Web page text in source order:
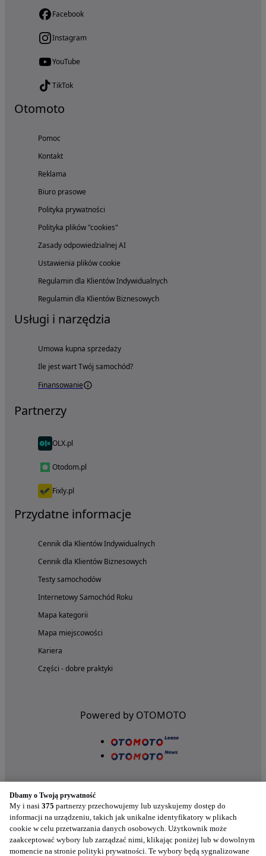
Facebook
Instagram
YouTube
TikTok
Otomoto
Pomoc
Kontakt
Reklama
Biuro prasowe
Polityka prywatności
Polityka plików "cookies"
Zasady odpowiedzialnej AI
Ustawienia plików cookie
Regulamin dla Klientów Indywidualnych
Regulamin dla Klientów Biznesowych
Usługi i narzędzia
Umowa kupna sprzedaży
Ile jest wart Twój samochód?
Finansowanie
Partnerzy
OLX.pl
Otodom.pl
Fixly.pl
Przydatne informacje
Cennik dla Klientów Indywidualnych
Cennik dla Klientów Biznesowych
Testy samochodów
Internetowy Samochód Roku
Mapa kategorii
Mapa miejscowości
Kariera
Części - dobre praktyki
Powered by OTOMOTO
Nasze aplikacje w twoim telefonie
Dbamy o Twoją prywatność
My i nasi 375 partnerzy przechowujemy lub uzyskujemy dostęp do
informacji na urządzeniu, takich jak unikalne identyfikatory w plikach
cookie w celu przetwarzania danych osobowych. Użytkownik może
zaakceptować wybory lub zarządzać nimi, klikając poniżej lub w dowolnym
momencie na stronie polityki prywatności. Te wybory będą sygnalizowane